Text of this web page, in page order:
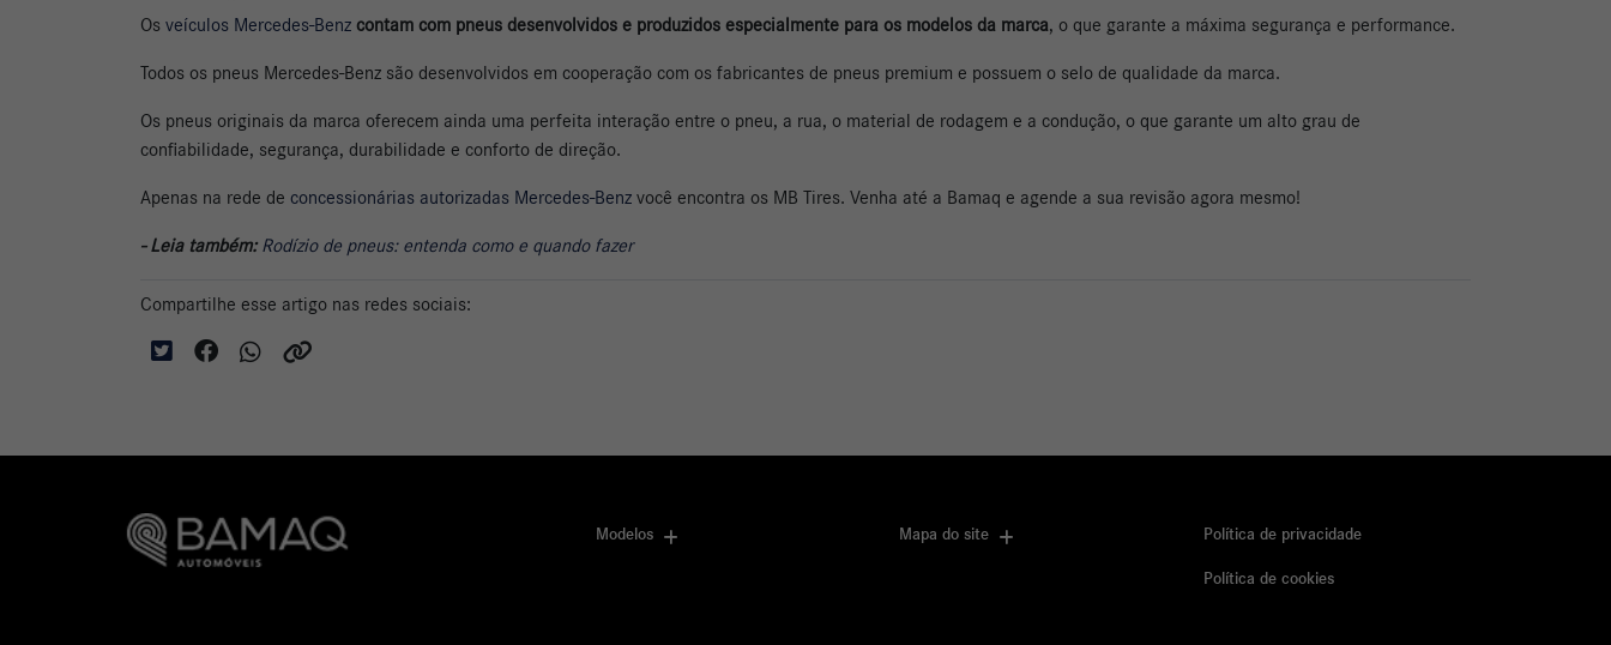
Os veículos Mercedes-Benz contam com pneus desenvolvidos e produzidos especialmente para os modelos da marca, o que garante a máxima segurança e performance.
Todos os pneus Mercedes-Benz são desenvolvidos em cooperação com os fabricantes de pneus premium e possuem o selo de qualidade da marca.
Os pneus originais da marca oferecem ainda uma perfeita interação entre o pneu, a rua, o material de rodagem e a condução, o que garante um alto grau de
confiabilidade, segurança, durabilidade e conforto de direção.
Apenas na rede de concessionárias autorizadas Mercedes-Benz você encontra os MB Tires. Venha até a Bamaq e agende a sua revisão agora mesmo!
- Leia também: Rodízio de pneus: entenda como e quando fazer
Compartilhe esse artigo nas redes sociais:
Modelos Mapa do site Política de privacidade
Política de cookies